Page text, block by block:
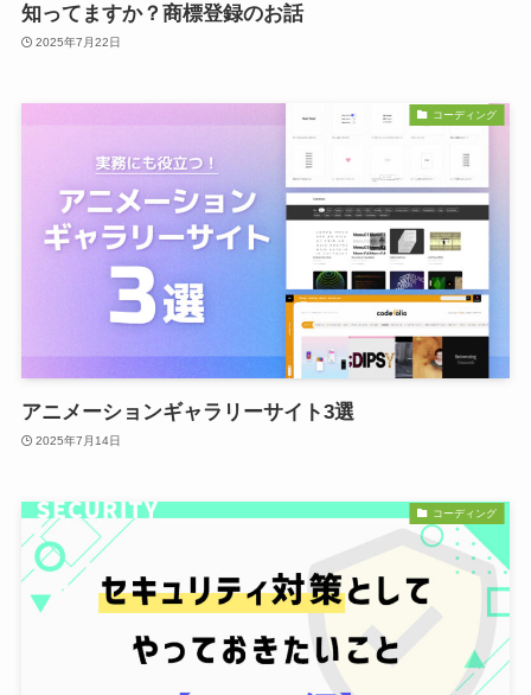
知ってますか？商標登録のお話
2025年7月22日
コーディング
アニメーションギャラリーサイト3選
2025年7月14日
コーディング